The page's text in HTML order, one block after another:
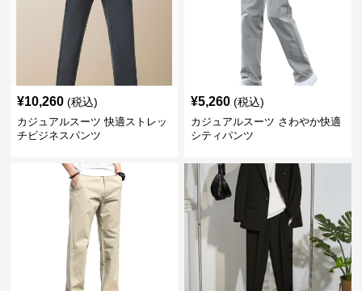
¥10,260 (税込)
カジュアルスーツ 快適ストレッ
チビジネスパンツ
¥5,260 (税込)
カジュアルスーツ さわやか快適
シティパンツ